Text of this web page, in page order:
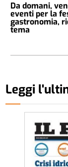
Da domani,
eventi per la
gastronomia,
tema
Leggi